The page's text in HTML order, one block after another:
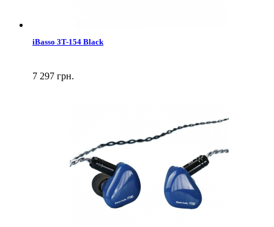
iBasso 3T-154 Black
7 297 грн.